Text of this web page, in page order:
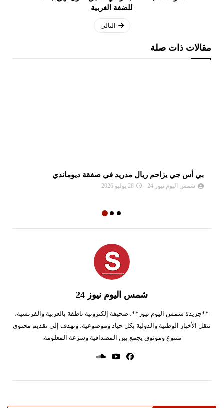
للضفة الغربية
التالي
مقالات ذات صلة
بي أس جي يزاحم ريال مدريد في صفقة ديوماندي
شمس اليوم نيوز 24 28 يوليو 2026
شمس اليوم نيوز 24
**جريدة شمس اليوم نيوز**: صحيفة إلكترونية ناطقة بالعربية والفرنسية،
تنقل الأخبار الوطنية والدولية بكل حياد وموضوعية، وتهدف إلى تقديم محتوى
متنوع وموثوق يجمع بين المصداقية وسرعة المعلومة.